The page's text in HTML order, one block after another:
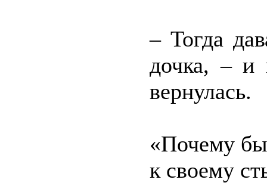
– Тогда
дочка, – и
вернулась.
«Почему
к своему